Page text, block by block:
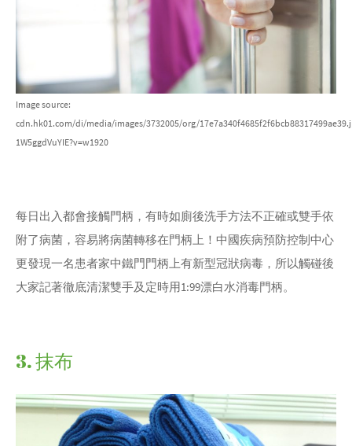
Image source:
cdn.hk01.com/di/media/images/3732005/org/
1W5ggdVuYIE?v=w1920
每日出入都會接觸門柄，有時如廁後洗手方法不正確或雙手依
附了病菌，容易將病菌轉移在門柄上！中國疾病預防控制中心
更發現一名患者家中鐵門門柄上有新型冠狀病毒，所以觸碰後
大家記著徹底清潔雙手及定時用1:99漂白水消毒門柄。
3. 抹布